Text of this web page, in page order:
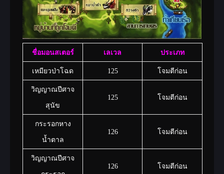
ชื่อมอนสเตอร์ เลเวล ประเภท
เหมียวป่าโฉด 125 โจมตีก่อน
วิญญาณปีศาจ
สุนัข
125 โจมตีก่อน
กระรอกหาง
น้ำตาล
126 โจมตีก่อน
วิญญาณปีศาจ
126 โจมตีก่อน